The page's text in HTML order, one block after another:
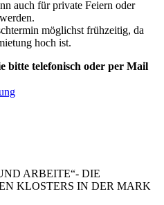
auch für private Feiern oder
möglichst frühzeitig, da
hoch ist.
bitte telefonisch oder per Mail
ARBEITE“- DIE
KLOSTERS IN DER MARK